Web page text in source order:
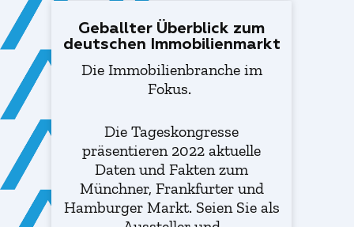
Geballter Überblick zum
deutschen Immobilienmarkt
Die Immobilienbranche im
Fokus.
Die Tageskongresse
präsentieren 2022 aktuelle
Daten und Fakten zum
Münchner, Frankfurter und
Hamburger Markt. Seien Sie als